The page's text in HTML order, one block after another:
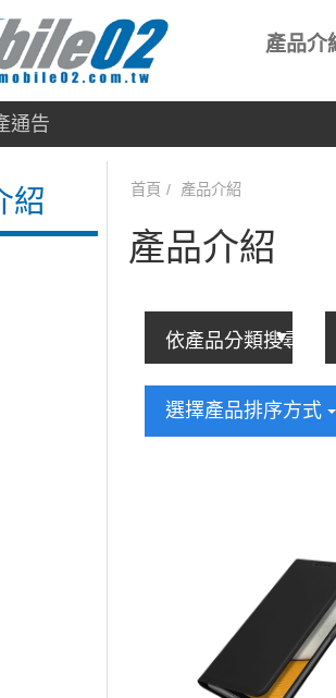
產品介
通告
紹 首頁 產品介紹
產品介紹
選擇產品排序方式